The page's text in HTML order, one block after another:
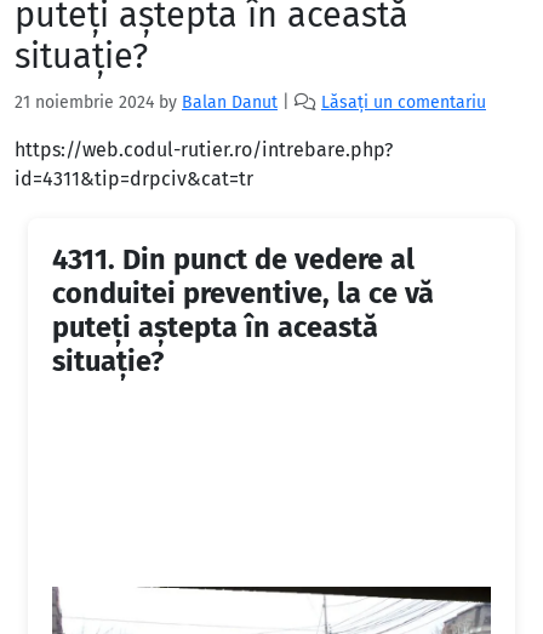
puteți aștepta în această
situație?
21 noiembrie 2024 by Balan Danut Lăsați un comentariu
https://web.codul-rutier.ro/intrebare.php?
id=4311&tip=drpciv&cat=tr
4311. Din punct de vedere al
conduitei preventive, la ce vă
puteți aștepta în această
situație?